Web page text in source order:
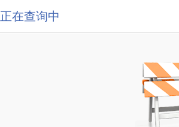
正在查询中